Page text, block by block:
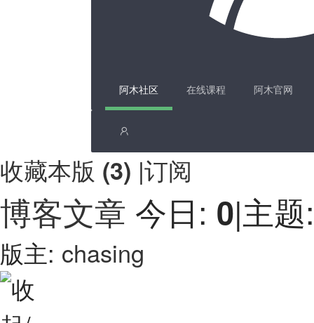
阿木社区 在线课程 阿木官网
收藏本版 (3) |订阅
博客文章 今日: 0|主
版主: chasing